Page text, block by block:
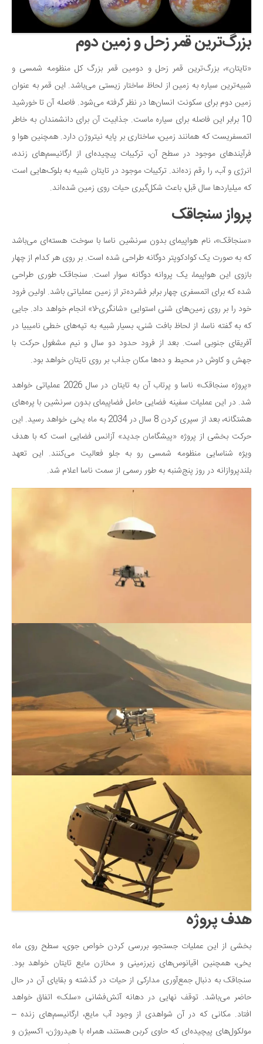
تلویزیون
موسیقی
چهره‌ها
عکاسی و هنرهای تجسمی
کتاب و کتاب‌خوانی
تاریخ
معماری
علمی
فناوری‌ها
نجوم و هوا فضا
زمین و محیط زیست
خودرو
سرگرمی
دانستنی‌ها
بازی
طنز
فال
مسابقه
اخبار
بزرگ‌ترین قمر زحل و زمین دوم
«تایتان»، بزرگ‌ترین قمر زحل و دومین قمر بزرگ کل منظومه شمسی و
شبیه‌ترین سیاره به زمین از لحاظ ساختار زیستی می‌باشد. این قمر به عنوان
زمین دوم برای سکونت انسان‌ها در نظر گرفته می‌شود. فاصله آن تا خورشید
10 برابر این فاصله برای سیاره ماست. جذابیت آن برای دانشمندان به خاطر
اتمسفریست که همانند زمین، ساختاری بر پایه نیتروژن دارد. همچنین هوا و
فرآیندهای موجود در سطح آن، ترکیبات پیچیده‌ای از ارگانیسم‌های زنده،
انرژی و آب، را رقم زده‌اند. ترکیبات موجود در تایتان شبیه به بلوک‌هایی است
که میلیاردها سال قبل، باعث شکل‌گیری حیات روی زمین شده‌اند.
پرواز سنجاقک
«سنجاقک»، نام هواپیمای بدون سرنشین ناسا با سوخت هسته‌ای می‌باشد
که به صورت یک کوادکوپتر دوگانه طراحی شده است. بر روی هر کدام از چهار
بازوی این هواپیما، یک پروانه دوگانه سوار است. سنجاقک طوری طراحی
شده که برای اتمسفری چهار برابر فشرده‌تر از زمین عملیاتی باشد. اولین فرود
خود را بر روی زمین‌های شنی استوایی «شانگری-لا» انجام خواهد داد. جایی
که به گفته ناسا، از لحاظ بافت شنی، بسیار شبیه به تپه‌های خطی نامیبیا در
آفریقای جنوبی است. بعد از فرود حدود دو سال و نیم مشغول حرکت با
جهش و کاوش در محیط و ده‌ها مکان جذاب بر روی تایتان خواهد بود.
«پروژه سنجاقک» ناسا و پرتاب آن به تایتان در سال 2026 عملیاتی خواهد
شد. در این عملیات سفینه فضایی حامل فضاپیمای بدون سرنشین با پره‌های
هشتگانه، بعد از سپری کردن 8 سال در 2034 به ماه یخی خواهد رسید. این
حرکت بخشی از پروژه «پیشگامان جدید» آزانس فضایی است که با هدف
ویژه شناسایی منظومه شمسی رو به جلو فعالیت می‌کنند. این تعهد
بلندپروازانه در روز پنج‌شنبه به طور رسمی از سمت ناسا اعلام شد.
هدف پروژه
بخشی از این عملیات جستجو، بررسی کردن خواص جوی، سطح روی ماه
یخی، همچنین اقیانوس‌های زیرزمینی و مخازن مایع تایتان خواهد بود.
سنجاقک به دنبال جمع‌آوری مدارکی از حیات در گذشته و بقایای آن در حال
حاضر می‌باشد. توقف نهایی در دهانه آتش‌فشانی «سلک» اتفاق خواهد
افتاد. مکانی که در آن شواهدی از وجود آب مایع، ارگانیسم‌های زنده –
مولکول‌های پیچیده‌ای که حاوی کربن هستند، همراه با هیدروژن، اکسیژن و